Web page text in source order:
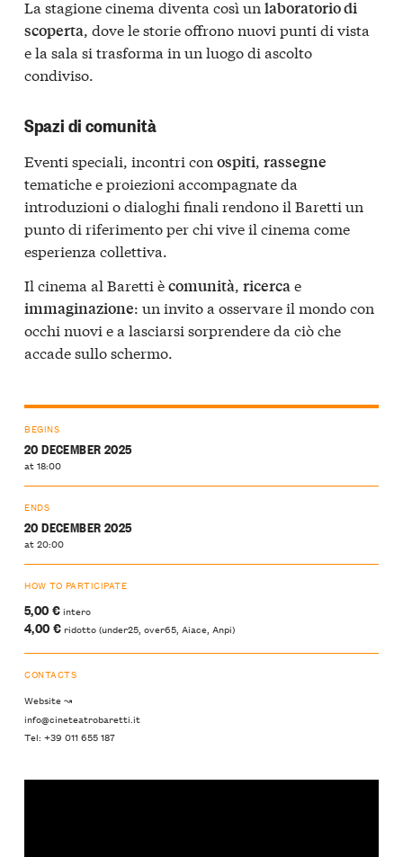
La stagione cinema diventa così un laboratorio di
scoperta, dove le storie offrono nuovi punti di vista
e la sala si trasforma in un luogo di ascolto
condiviso.
Spazi di comunità
Eventi speciali, incontri con ospiti, rassegne
tematiche e proiezioni accompagnate da
introduzioni o dialoghi finali rendono il Baretti un
punto di riferimento per chi vive il cinema come
esperienza collettiva.
Il cinema al Baretti ècomunità ricerca e
immaginazione: un invito a osservare il mondo con
occhi nuovi e a lasciarsi sorprendere da ciò che
accade sullo schermo.
BEGINS
20 DECEMBER 2025
at 18:00
ENDS
20 DECEMBER 2025
at 20:00
HOW TO PARTICIPATE
5,00 €intero
4,00 €ridotto (under25, over65, Aiace, Anpi)
CONTACTS
Website ↝
info@cineteatrobaretti.it
Tel: +39 011 655 187